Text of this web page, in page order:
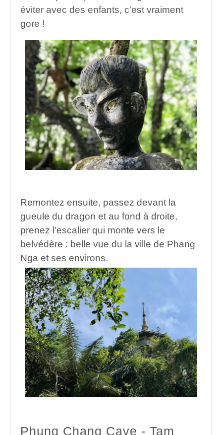
éviter avec des enfants, c'est vraiment
gore !
Remontez ensuite, passez devant la
gueule du dragon et au fond à droite,
prenez l'escalier qui monte vers le
belvédère : belle vue du la ville de Phang
Nga et ses environs.
Phung Chang Cave - Tam